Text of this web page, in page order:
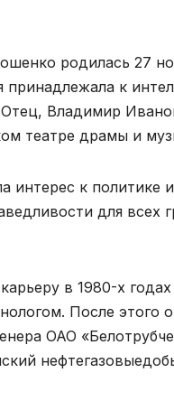
родилась 27
принадлежала к
Отец, Владимир
театре драмы и
интерес к политике
для всех
в 1980-х
После этого
ОАО